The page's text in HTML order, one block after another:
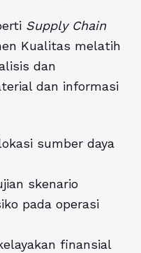
Supply Chain
Kualitas melatih
dan
dan informasi
sumber daya
skenario
pada operasi
finansial